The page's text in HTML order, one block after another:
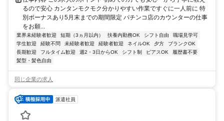
るので安心 カンタンモクモク分かりやすい作業ですぐに一人前に 特
別ボーナスあり5月末までの期間限定 パチンコ店のカウンターの仕事
をお願...
業界未経験者歓迎 短期（3ヵ月以内） 扶養内勤務OK シフト自由
職場見学可
学生歓迎
経験不問 未経験者歓迎 経験者歓迎 ネイルOK 夕方
ブランクOK
長期歓迎
フルタイム歓迎 週2・3日からOK シフト制 ピアスOK
履歴書不要
髪型・髪色自由
同じ企業の求人
派遣社員